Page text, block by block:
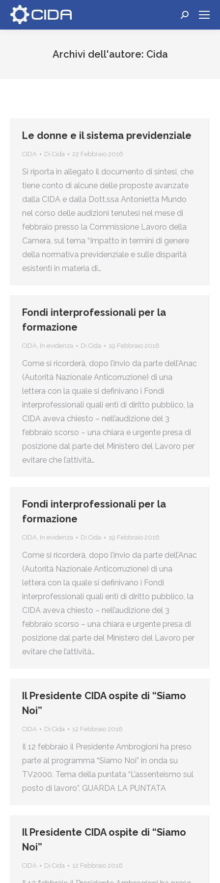
Cerca:
Archivi dell'autore: Cida
Le donne e il sistema previdenziale
CIDA Di Cida 22 Febbraio 2016
Si riporta in allegato il documento di sintesi, che
tiene conto di alcune delle proposte avanzate
dalla CIDA e dalla Dott.ssa Antonietta Mundo
nel corso delle audizioni tenutesi nel mese di
febbraio presso la Commissione Lavoro della
Camera, sul tema “Impatto in termini di genere
della normativa previdenziale e sulle disparità
esistenti in materia di…
Fondi interprofessionali per la
formazione
CIDA, In evidenza Di Cida 19 Febbraio 2016
Come si ricorderà, dopo l’invio da parte dell’Anac
(Autorità Nazionale Anticorruzione) di una
lettera con la quale si definivano i Fondi
interprofessionali quali enti di diritto pubblico, la
CIDA aveva chiesto – nell’audizione del 3
febbraio scorso – una chiara e urgente presa di
posizione dal parte del Ministero del Lavoro per
evitare che l’attività…
Fondi interprofessionali per la
formazione
CIDA, In evidenza Di Cida 19 Febbraio 2016
Come si ricorderà, dopo l’invio da parte dell’Anac
(Autorità Nazionale Anticorruzione) di una
lettera con la quale si definivano i Fondi
interprofessionali quali enti di diritto pubblico, la
CIDA aveva chiesto – nell’audizione del 3
febbraio scorso – una chiara e urgente presa di
posizione dal parte del Ministero del Lavoro per
evitare che l’attività…
Il Presidente CIDA ospite di “Siamo
Noi”
CIDA Di Cida 12 Febbraio 2016
Il 12 febbraio il Presidente Ambrogioni ha preso
parte al programma “Siamo Noi” in onda su
TV2000. Tema della puntata “L’assenteismo sul
posto di lavoro”. GUARDA LA PUNTATA
Il Presidente CIDA ospite di “Siamo
Noi”
CIDA Di Cida 12 Febbraio 2016